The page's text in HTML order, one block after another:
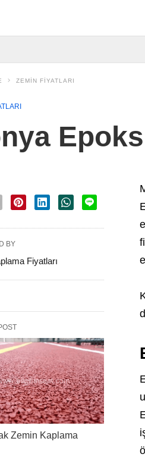
ZEMIN FIYATLARI
BY
Fiyatları
Zemin Kaplama